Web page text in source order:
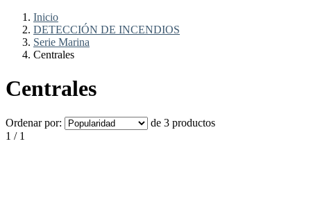
Inicio
DETECCIÓN DE INCENDIOS
Serie Marina
Centrales
Centrales
Ordenar por:
de 3 productos
1 / 1